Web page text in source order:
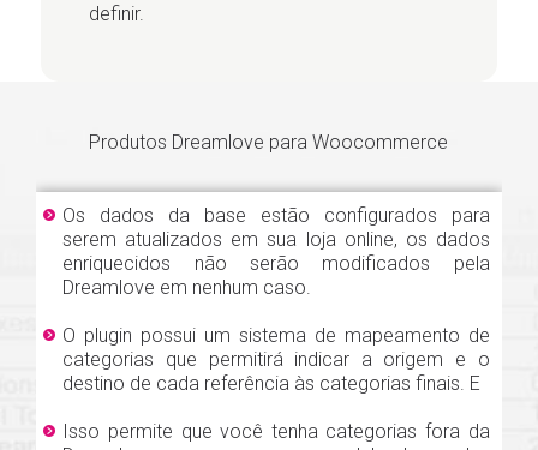
definir.
Produtos Dreamlove para Woocommerce
Os dados da base estão configurados para
serem atualizados em sua loja online, os dados
enriquecidos não serão modificados pela
Dreamlove em nenhum caso.
O plugin possui um sistema de mapeamento de
categorias que permitirá indicar a origem e o
destino de cada referência às categorias finais. E
Isso permite que você tenha categorias fora da